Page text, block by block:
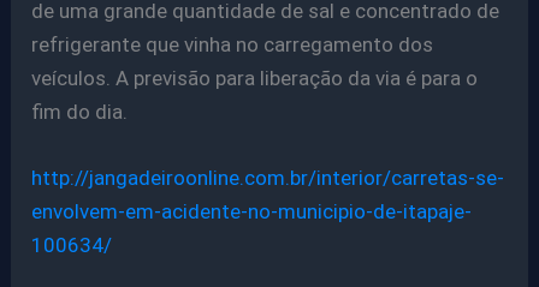
de uma grande quantidade de sal e concentrado de
refrigerante que vinha no carregamento dos
veículos. A previsão para liberação da via é para o
fim do dia.
http://jangadeiroonline.com.br/interior/carretas-se-
envolvem-em-acidente-no-municipio-de-itapaje-
100634/